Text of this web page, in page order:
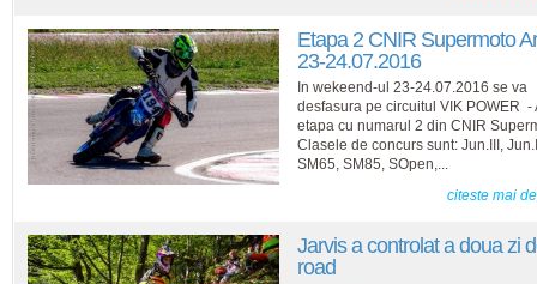
Etapa 2 CNIR Supermoto
23-24.07.2016
In wekeend-ul 23-24.07.2016 se va
desfasura pe circuitul VIK POWER -
etapa cu numarul 2 din CNIR
Clasele de concurs sunt: Jun.III,
SM65, SM85, SOpen,...
citeste mai
Jarvis a controlat a doua zi
road